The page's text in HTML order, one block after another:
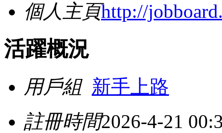
個人主頁http://
活躍概況
用戶組 新手上路
註冊時間2026-4-21